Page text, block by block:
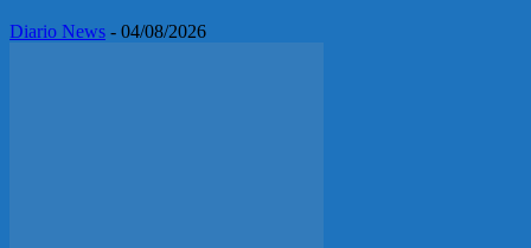
Diario News - 04/08/2026